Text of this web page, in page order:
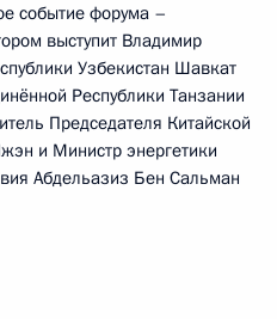
событие форума –
выступит Владимир
Узбекистан Шавкат
Республики Танзании
Председателя Китайской
и Министр энергетики
Абдельазиз Бен Сальман